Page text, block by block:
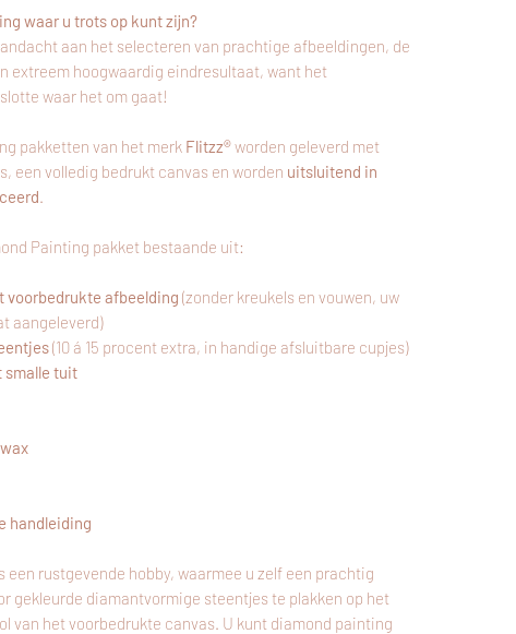
waar u trots op kunt zijn?
aan het selecteren van prachtige afbeeldingen, de
extreem hoogwaardig eindresultaat, want het
waar het om gaat!
pakketten van het merk Flitzz®worden geleverd met
een volledig bedrukt canvas en worden uitsluitend in
.
Painting pakket bestaande uit:
voorbedrukte afbeelding (zonder kreukels en vouwen, uw
aangeleverd)
(10 á 15 procent extra, in handige afsluitbare cupjes)
smalle tuit
handleiding
een rustgevende hobby, waarmee u zelf een prachtig
gekleurde diamantvormige steentjes te plakken op het
van het voorbedrukte canvas. U kunt diamond painting